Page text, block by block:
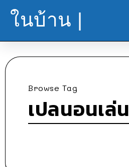
ในบ้าน |
Browse Tag
เปลนอนเล่น